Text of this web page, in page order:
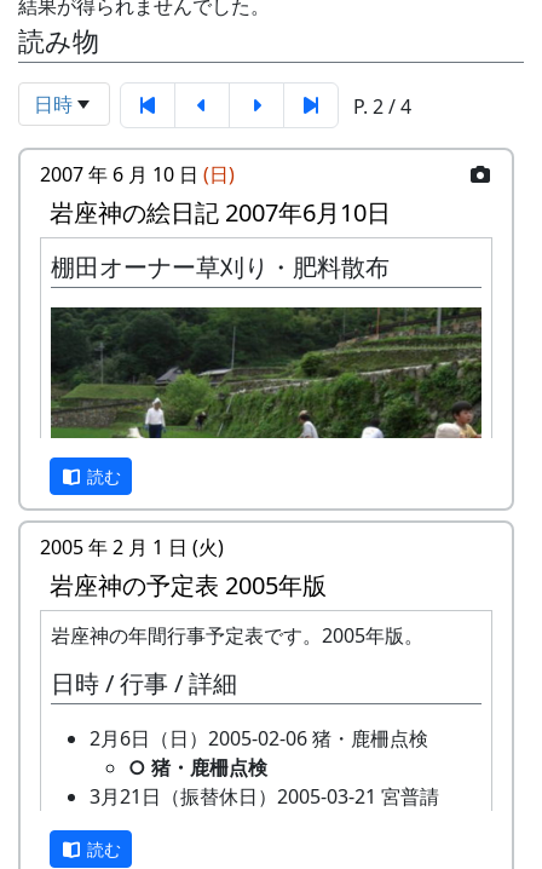
結果が得られませんでした。
読み物
日時 P. 2 / 4
2007 年 6 月 10 日 (日)
岩座神の絵日記 2007年6月10日
棚田オーナー草刈り・肥料散布
区画。
僕は、あいにく、別の用事と重なって、スタッフ
として参加出来なかった。
もらった。
読む
2005 年 2 月 1 日 (火)
岩座神の予定表 2005年版
岩座神の年間行事予定表です。2005年版。
日時 / 行事 / 詳細
2月6日（日）2005-02-06 猪・鹿柵点検
○ 猪・鹿柵点検
3月21日（振替休日）2005-03-21 宮普請
○ 宮普請
4月17日（日）2005-04-17 棚田オーナー対面
読む